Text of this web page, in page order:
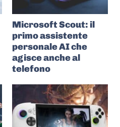
Microsoft Scout: il
primo assistente
personale AI che
agisce anche al
telefono